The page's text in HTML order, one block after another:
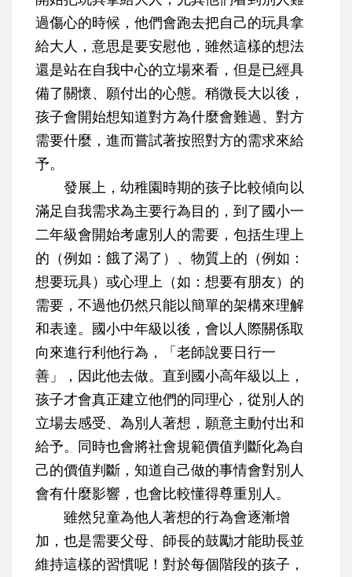
過傷心的時候，他們會跑去把自己的玩具拿
給大人，意思是要安慰他，雖然這樣的想法
還是站在自我中心的立場來看，但是已經具
備了關懷、願付出的心態。稍微長大以後，
孩子會開始想知道對方為什麼會難過、對方
需要什麼，進而嘗試著按照對方的需求來給
予。
發展上，幼稚園時期的孩子比較傾向以
滿足自我需求為主要行為目的，到了國小一
二年級會開始考慮別人的需要，包括生理上
的（例如：餓了渴了）、物質上的（例如：
想要玩具）或心理上（如：想要有朋友）的
需要，不過他仍然只能以簡單的架構來理解
和表達。國小中年級以後，會以人際關係取
向來進行利他行為，「老師說要日行一
善」，因此他去做。直到國小高年級以上，
孩子才會真正建立他們的同理心， 從別人的
立場去感受、為別人著想，願意主動付出和
給予。同時也會將社會規範價值判斷化為自
己的價值判斷，知道自己做的事情會對別人
會有什麼影響，也會比較懂得尊重別人。
雖然兒童為他人著想的行為會逐漸增
加，也是需要父母、師長的鼓勵才能助長並
維持這樣的習慣呢！對於每個階段的孩子，